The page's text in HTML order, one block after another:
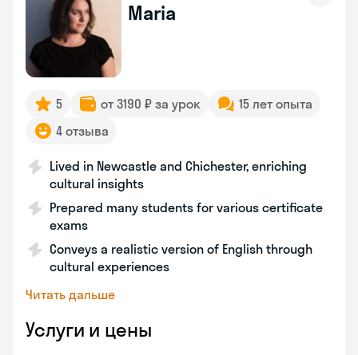
Maria
5 от 3190 ₽ за урок
15 лет опыта
4 отзыва
Lived in Newcastle and Chichester, enriching
cultural insights
Prepared many students for various certificate
exams
Conveys a realistic version of English through
cultural experiences
Читать дальше
Услуги и цены